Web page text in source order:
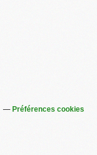
Préférences cookies